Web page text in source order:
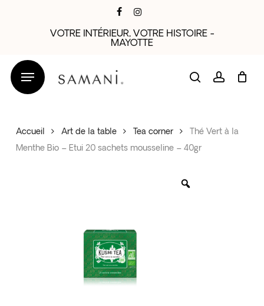
VOTRE INTÉRIEUR, VOTRE HISTOIRE -
MAYOTTE
searchaccount
Accueil Art de la table Tea corner
Thé Vert à la
Menthe Bio – Etui 20 sachets mousseline – 40gr